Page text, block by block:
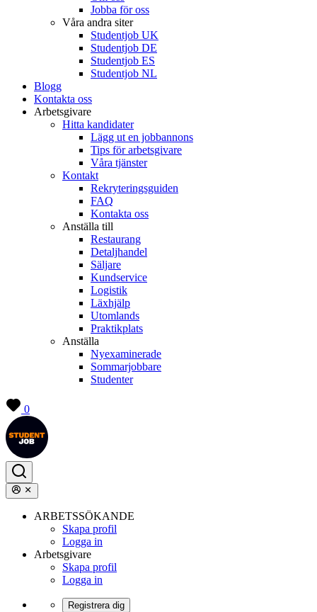
Jobba för oss
Våra andra siter
Studentjob UK
Studentjob DE
Studentjob ES
Studentjob NL
Blogg
Kontakta oss
Arbetsgivare
Hitta kandidater
Lägg ut en jobbannons
Tips för arbetsgivare
Våra tjänster
Kontakt
Rekryteringsguiden
FAQ
Kontakta oss
Anställa till
Restaurang
Detaljhandel
Säljare
Kundservice
Logistik
Läxhjälp
Utomlands
Praktikplats
Anställa
Nyexaminerade
Sommarjobbare
Studenter
0
ARBETSSÖKANDE
Skapa profil
Logga in
Arbetsgivare
Skapa profil
Logga in
Registrera dig